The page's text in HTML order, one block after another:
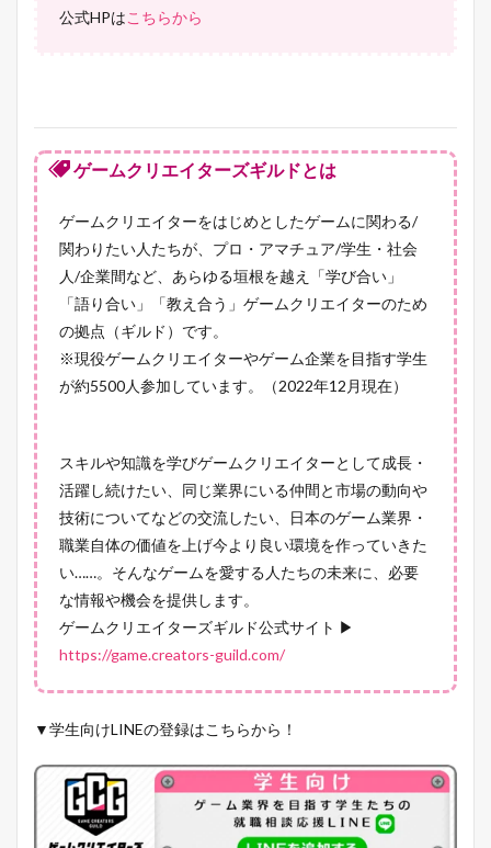
公式HPはこちらから
ゲームクリエイターズギルドとは
ゲームクリエイターをはじめとしたゲームに関わる/
関わりたい人たちが、プロ・アマチュア/学生・社会
人/企業間など、あらゆる垣根を越え「学び合い」
「語り合い」「教え合う」ゲームクリエイターのため
の拠点（ギルド）です。
※現役ゲームクリエイターやゲーム企業を目指す学生
が約5500人参加しています。（2022年12月現在）
スキルや知識を学びゲームクリエイターとして成長・
活躍し続けたい、同じ業界にいる仲間と市場の動向や
技術についてなどの交流したい、日本のゲーム業界・
職業自体の価値を上げ今より良い環境を作っていきた
い……。そんなゲームを愛する人たちの未来に、必要
な情報や機会を提供します。
ゲームクリエイターズギルド公式サイト ▶
https://game.creators-guild.com/
▼学生向けLINEの登録はこちらから！